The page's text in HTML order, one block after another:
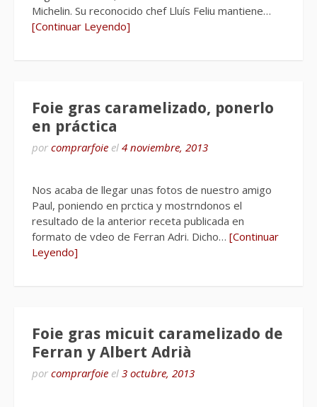
Michelin. Su reconocido chef Lluís Feliu mantiene…
[Continuar Leyendo]
Foie gras caramelizado, ponerlo
en práctica
por comprarfoie el 4 noviembre, 2013
Nos acaba de llegar unas fotos de nuestro amigo
Paul, poniendo en prctica y mostrndonos el
resultado de la anterior receta publicada en
formato de vdeo de Ferran Adri. Dicho… [Continuar
Leyendo]
Foie gras micuit caramelizado de
Ferran y Albert Adrià
por comprarfoie el 3 octubre, 2013